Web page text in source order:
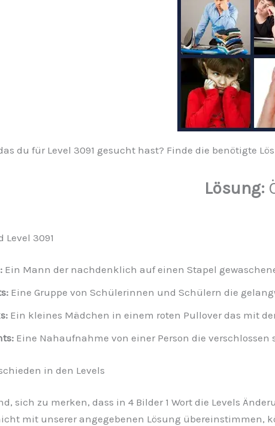
du für Level 3091 gesucht hast? Finde die benötigte
Lösung:
Level 3091
Ein Mann der nachdenklich auf einen Stapel
Eine Gruppe von Schülerinnen und Schülern die
Ein kleines Mädchen in einem roten Pullover das mit
Eine Nahaufnahme von einer Person die
in den Levels
sich zu merken, dass in 4 Bilder 1 Wort die Levels
mit unserer angegebenen Lösung übereinstimmen,